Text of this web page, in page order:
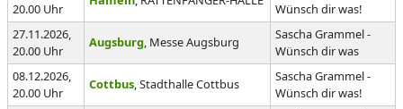
20.00 Uhr
Wünsch dir was!
27.11.2026,
20.00 Uhr
Augsburg, Messe Augsburg
Sascha Grammel -
Wünsch dir was
08.12.2026,
20.00 Uhr
Cottbus, Stadthalle Cottbus
Sascha Grammel -
Wünsch dir was!